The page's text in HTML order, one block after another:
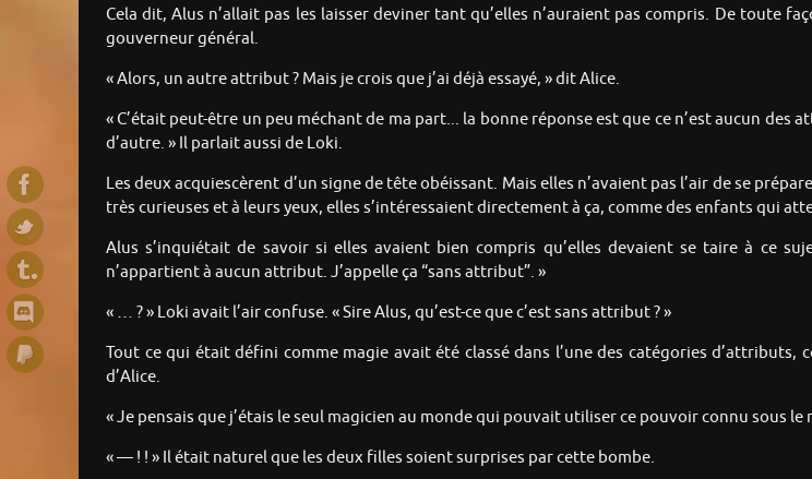
Cela dit, Alus n’allait pas les laisser deviner tant qu’elles n’auraient pas compris. De toute
gouverneur général.
« Alors, un autre attribut ? Mais je crois que j’ai déjà essayé, » dit Alice.
« C’était peut-être un peu méchant de ma part... la bonne réponse est que ce n’est aucun
d’autre. » Il parlait aussi de Loki.
Les deux acquiescèrent d’un signe de tête obéissant. Mais elles n’avaient pas l’air de se
très curieuses et à leurs yeux, elles s’intéressaient directement à ça, comme des enfants qui
Alus s’inquiétait de savoir si elles avaient bien compris qu’elles devaient se taire à ce
n’appartient à aucun attribut. J’appelle ça “sans attribut”. »
« … ? » Loki avait l’air confuse. « Sire Alus, qu’est-ce que c’est sans attribut ? »
Tout ce qui était défini comme magie avait été classé dans l’une des catégories
d’Alice.
« Je pensais que j’étais le seul magicien au monde qui pouvait utiliser ce pouvoir connu sous
« — ! ! » Il était naturel que les deux filles soient surprises par cette bombe.